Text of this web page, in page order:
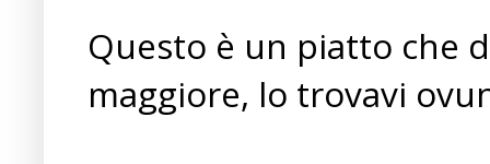
Questo è un piatto che
maggiore, lo trovavi